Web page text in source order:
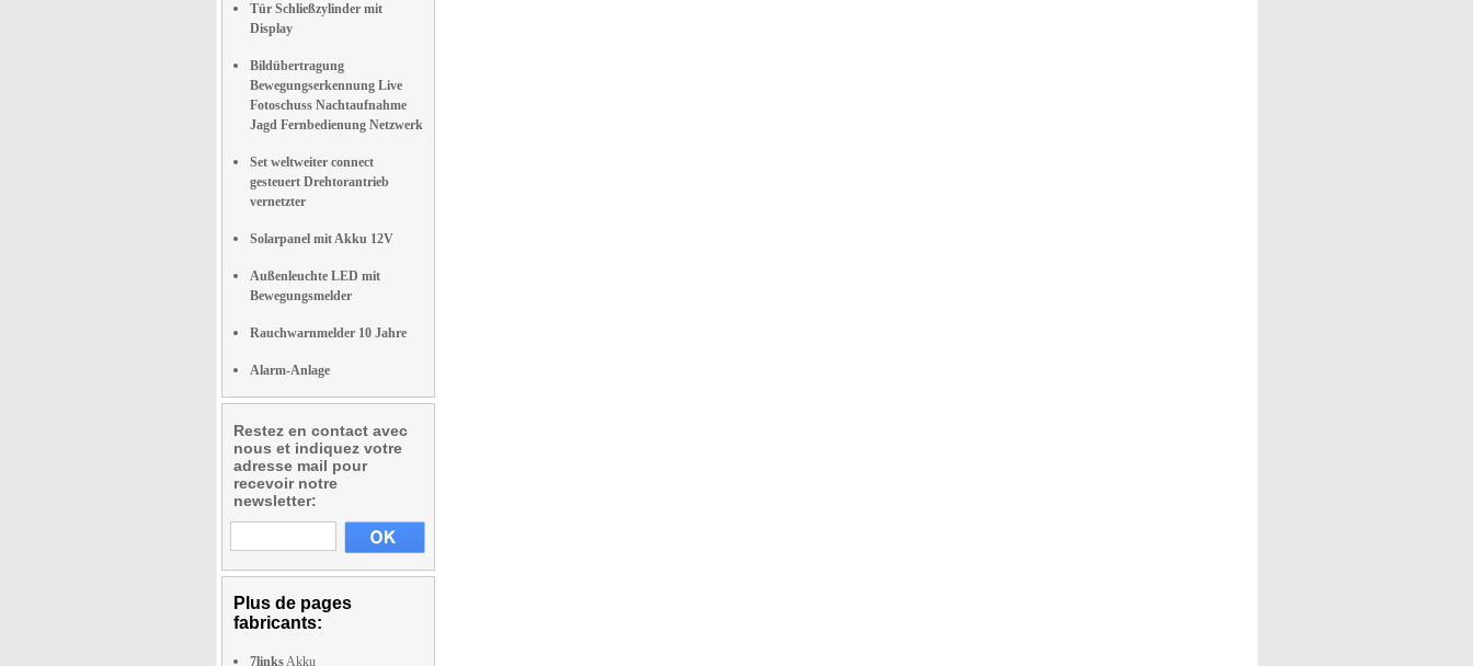
Tür Schließzylinder mit
Display
Bildübertragung
Bewegungserkennung Live
Fotoschuss Nachtaufnahme
Jagd Fernbedienung Netzwerk
Set weltweiter connect
gesteuert Drehtorantrieb
vernetzter
Solarpanel mit Akku 12V
Außenleuchte LED mit
Bewegungsmelder
Rauchwarnmelder 10 Jahre
Alarm-Anlage
Restez en contact avec
nous et indiquez votre
adresse mail pour
recevoir notre
newsletter:
Plus de pages
fabricants:
7linksAkku